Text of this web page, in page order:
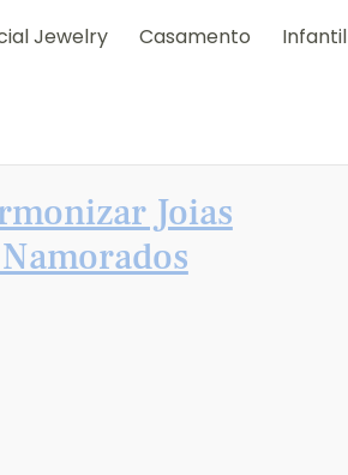
Jewelry Casamento Infantil
Joias